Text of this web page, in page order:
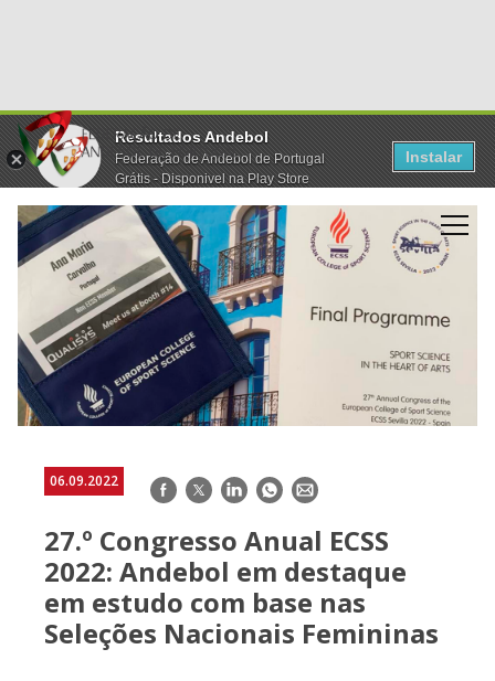
Resultados Andebol
Federação de Andebol de Portugal
Grátis - Disponivel na Play Store
Instalar
06.09.2022 Facebook
TwitterLinkedInWhatsApp
E-
27.º Congresso Anual ECSS
2022: Andebol em destaque
em estudo com base nas
Seleções Nacionais Femininas